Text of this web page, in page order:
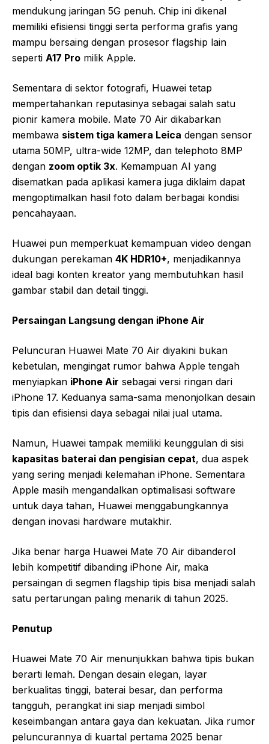
mendukung jaringan 5G penuh. Chip ini dikenal
memiliki efisiensi tinggi serta performa grafis yang
mampu bersaing dengan prosesor flagship lain
seperti A17 Pro milik Apple.
Sementara di sektor fotografi, Huawei tetap
mempertahankan reputasinya sebagai salah satu
pionir kamera mobile. Mate 70 Air dikabarkan
membawa sistem tiga kamera Leica dengan sensor
utama 50MP, ultra-wide 12MP, dan telephoto 8MP
dengan zoom optik 3x. Kemampuan AI yang
disematkan pada aplikasi kamera juga diklaim dapat
mengoptimalkan hasil foto dalam berbagai kondisi
pencahayaan.
Huawei pun memperkuat kemampuan video dengan
dukungan perekaman 4K HDR10+, menjadikannya
ideal bagi konten kreator yang membutuhkan hasil
gambar stabil dan detail tinggi.
Persaingan Langsung dengan iPhone Air
Peluncuran Huawei Mate 70 Air diyakini bukan
kebetulan, mengingat rumor bahwa Apple tengah
menyiapkan iPhone Air sebagai versi ringan dari
iPhone 17. Keduanya sama-sama menonjolkan desain
tipis dan efisiensi daya sebagai nilai jual utama.
Namun, Huawei tampak memiliki keunggulan di sisi
kapasitas baterai dan pengisian cepat, dua aspek
yang sering menjadi kelemahan iPhone. Sementara
Apple masih mengandalkan optimalisasi software
untuk daya tahan, Huawei menggabungkannya
dengan inovasi hardware mutakhir.
Jika benar harga Huawei Mate 70 Air dibanderol
lebih kompetitif dibanding iPhone Air, maka
persaingan di segmen flagship tipis bisa menjadi salah
satu pertarungan paling menarik di tahun 2025.
Penutup
Huawei Mate 70 Air menunjukkan bahwa tipis bukan
berarti lemah. Dengan desain elegan, layar
berkualitas tinggi, baterai besar, dan performa
tangguh, perangkat ini siap menjadi simbol
keseimbangan antara gaya dan kekuatan. Jika rumor
peluncurannya di kuartal pertama 2025 benar